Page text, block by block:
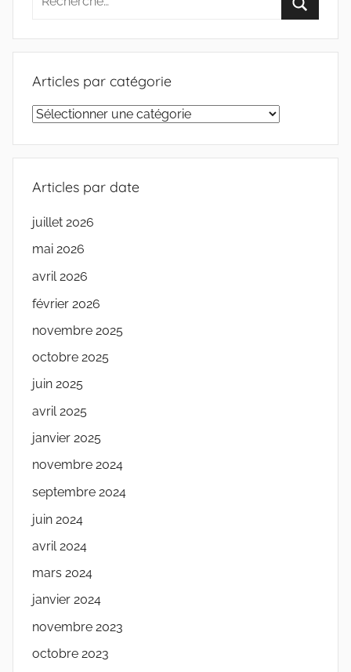
Articles par catégorie
Articles
catégorie
Articles par date
juillet 2026
mai 2026
avril 2026
février 2026
novembre 2025
octobre 2025
juin 2025
avril 2025
janvier 2025
novembre 2024
septembre 2024
juin 2024
avril 2024
mars 2024
janvier 2024
novembre 2023
octobre 2023